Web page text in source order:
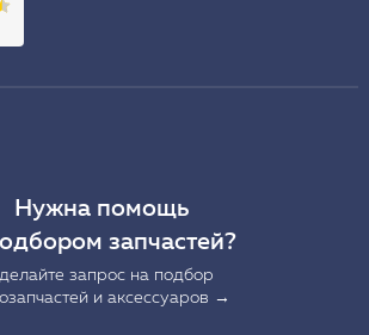
Нужна помощь
запчастей?
запрос на подбор
и аксессуаров →